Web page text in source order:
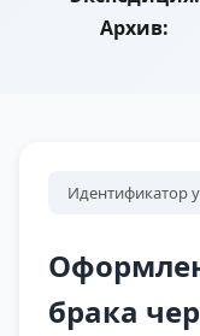
Архив:
Идентификатор
брака